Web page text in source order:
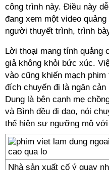
công trình này. Điều này
đang xem một video
người thuyết trình, trình
Lời thoại mang tính quảng
giả không khỏi bức xúc.
vào cũng khiến mạch
đích chuyến đi là ngăn
Dung là bên cạnh mẹ
và Bình đều đi dạo, nói
thể hiện sự ngưỡng mộ
Nhà sản xuất cố ý quay